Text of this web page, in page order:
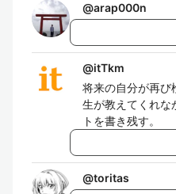
@arap000n
@itTkm
将来の自分が再び
生が教えてくれな
トを書き残す。
@toritas